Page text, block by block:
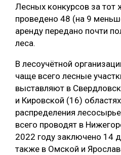
Лесных конкурсов за тот
проведено 48 (на 9
аренду передано почти
леса.
В лесоучётной
чаще всего лесные
выставляют в
и Кировской (16)
распределения
всего проводят в
2022 году заключено 14
также в Омской и